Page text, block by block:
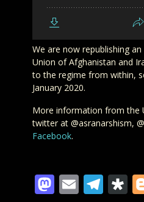
We are now republishing
Union of Afghanistan and
to the regime from within,
January 2020.
More information from the
twitter at @asranarshism,
Facebook.
Email